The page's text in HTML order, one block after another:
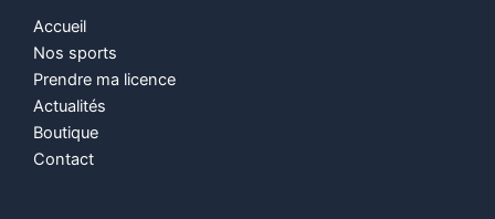
Accueil
Nos sports
Prendre ma licence
Actualités
Boutique
Contact